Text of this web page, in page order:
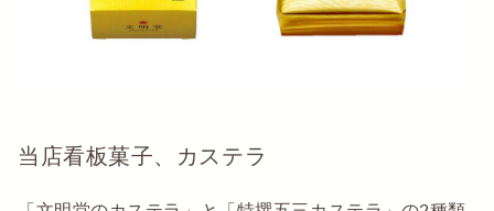
当店看板菓子、カステラ